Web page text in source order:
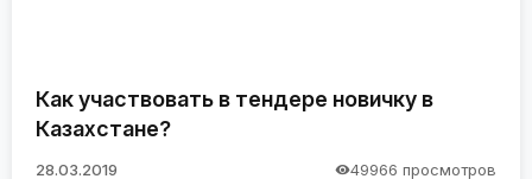
Как участвовать в тендере новичку в
Казахстане?
28.03.2019 49966 просмотров